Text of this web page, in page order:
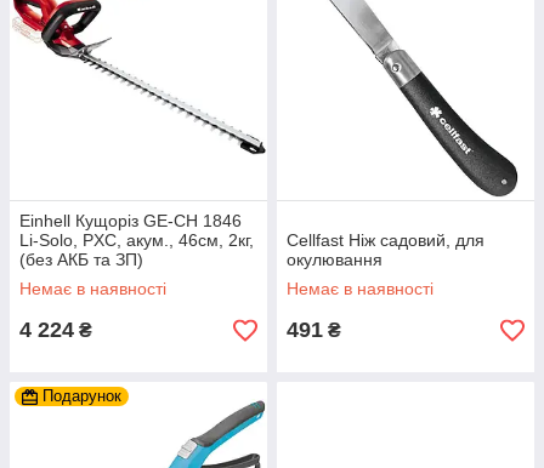
Einhell Кущоріз GE-CH 1846
Li-Solo, PXC, акум., 46см, 2кг,
(без АКБ та ЗП)
Немає в наявності
4 224 ₴
Cellfast Ніж садовий, для
окулювання
Немає в наявності
491 ₴
Подарунок